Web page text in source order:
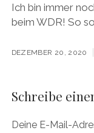
Ich bin immer
beim WDR! So
DEZEMBER 20, 2020
Schreibe
Deine E-Mail-